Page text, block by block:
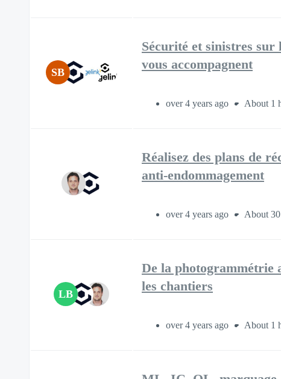
SB
Sécurité et sinistres
vous accompagnent
over 4 years ago About 1
Réalisez des plans de
anti-endommagement
over 4 years ago About
LB
De la photogrammétrie
les chantiers
over 4 years ago About 1